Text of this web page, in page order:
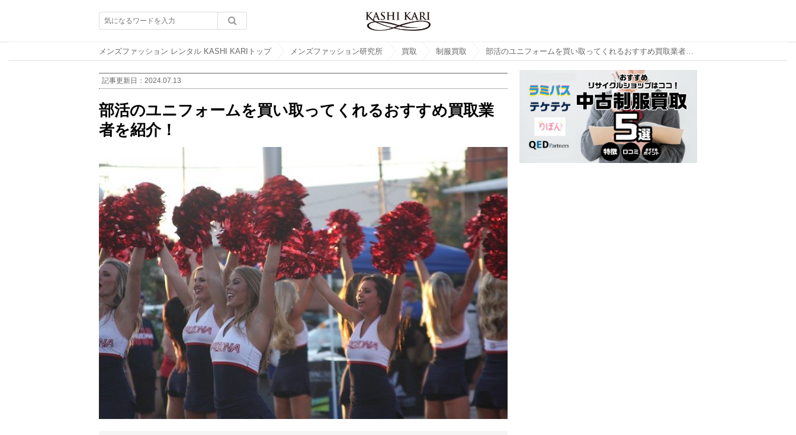
メンズファッション レンタル KASHI KARIトップ メンズファッション研究所 買取 制服買取 部活のユニフォームを買い取ってくれるおすすめ買取業者を紹介！
記事更新日： 2024.07.13
部活のユニフォームを買い取ってくれるおすすめ買取業
者を紹介！